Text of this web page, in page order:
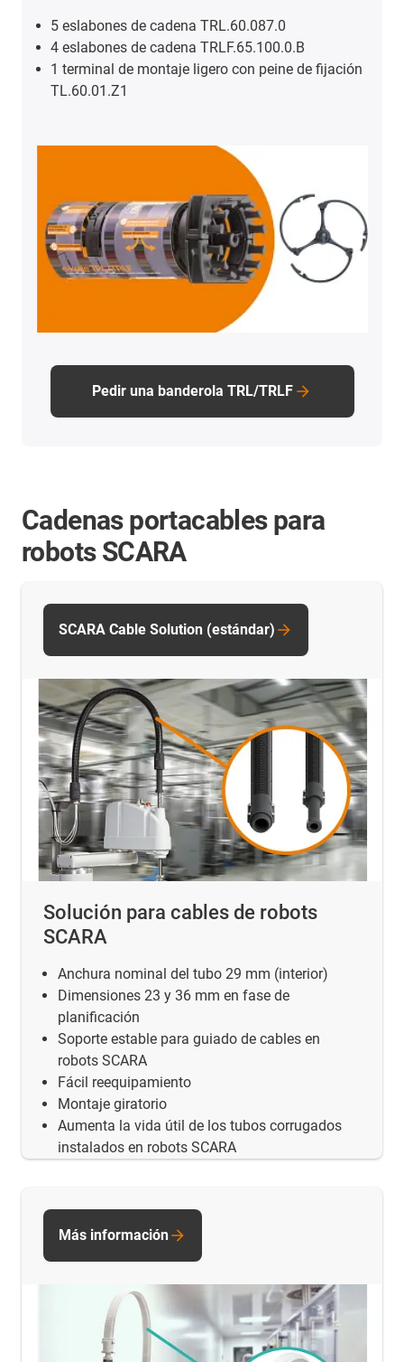
5 eslabones de cadena TRL.60.087.0
4 eslabones de cadena TRLF.65.100.0.B
1 terminal de montaje ligero con peine de fijación
TL.60.01.Z1
Pedir una banderola TRL/TRLF
Cadenas portacables para
robots SCARA
Solución para cables de robots
SCARA
Anchura nominal del tubo 29 mm (interior)
Dimensiones 23 y 36 mm en fase de
planificación
Soporte estable para guiado de cables en
robots SCARA
Fácil reequipamiento
Montaje giratorio
Aumenta la vida útil de los tubos corrugados
instalados en robots SCARA
SCARA Cable Solution (estándar)
Más información